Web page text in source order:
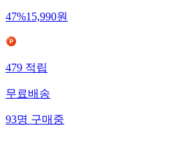
47%15,990원
479적립
무료배송
93명구매중